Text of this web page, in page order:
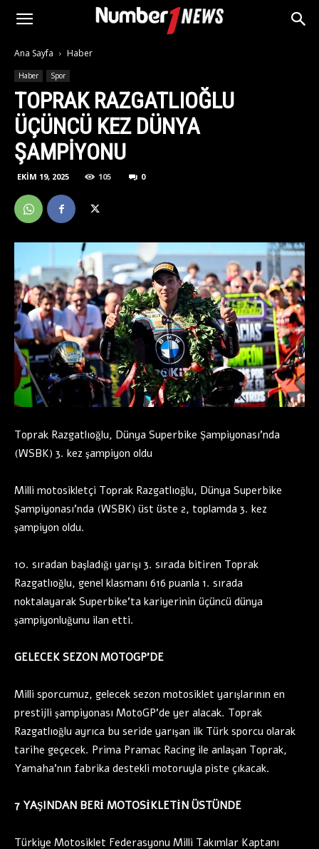
Ana Sayfa Haber
Haber Spor
TOPRAK RAZGATLIOĞLU
ÜÇÜNCÜ KEZ DÜNYA
ŞAMPIYONU
EKIM 19, 2025 105 0
Toprak Razgatlıoğlu, Dünya Superbike Şampiyonası’nda
(WSBK) 3. kez şampiyon oldu
Milli motosikletçi Toprak Razgatlıoğlu, Dünya Superbike
Şampiyonası’nda (WSBK) üst üste 2, toplamda 3. kez
şampiyon oldu.
10. sıradan başladığı yarışı 3. sırada bitiren Toprak
Razgatlıoğlu, genel klasmanı 616 puanla 1. sırada
noktalayarak Superbike’ta kariyerinin üçüncü dünya
şampiyonluğunu ilan etti.
GELECEK SEZON MOTOGP’DE
Milli sporcumuz, gelecek sezon motosiklet yarışlarının en
prestijli şampiyonası MotoGP’de yer alacak. Toprak
Razgatlıoğlu ayrıca bu seride yarışan ilk Türk sporcu olarak
tarihe geçecek. Prima Pramac Racing ile anlaşan Toprak,
Yamaha’nın fabrika destekli motoruyla piste çıkacak.
7 YAŞINDAN BERİ MOTOSİKLETİN ÜSTÜNDE
Türkiye Motosiklet Federasyonu Milli Takımlar Kaptanı